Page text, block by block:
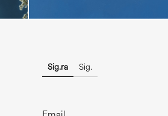
Sig.ra Sig.